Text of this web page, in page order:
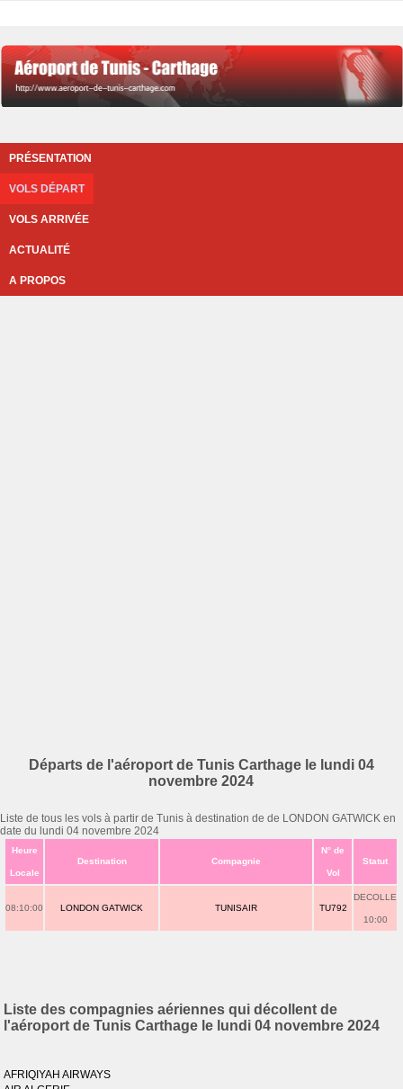
PRÉSENTATION
VOLS DÉPART
VOLS ARRIVÉE
ACTUALITÉ
A PROPOS
Départs de l'aéroport de Tunis Carthage le lundi 04
novembre 2024
Liste de tous les vols à partir de Tunis à destination de de LONDON GATWICK en
date du lundi 04 novembre 2024
Heure
Locale
Destination Compagnie
N° de
Vol
Statut
08:10:00 LONDON GATWICK TUNISAIR TU792
DECOLLE
10:00
Liste des compagnies aériennes qui décollent de
l'aéroport de Tunis Carthage le lundi 04 novembre 2024
AFRIQIYAH AIRWAYS